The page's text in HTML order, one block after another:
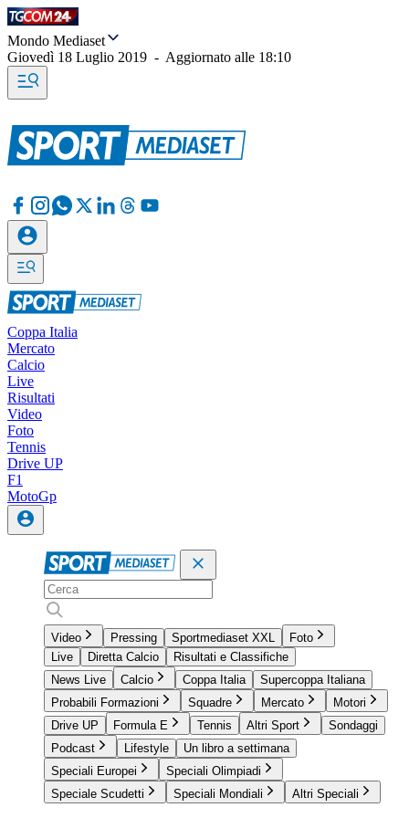
Mondo Mediaset
Giovedì 18 Luglio 2019 - Aggiornato alle 18:10
Coppa Italia
Mercato
Calcio
Live
Risultati
Video
Foto
Tennis
Drive UP
F1
MotoGp
Video Pressing Sportmediaset XXL
Foto
Live
Diretta Calcio
Risultati e Classifiche
News Live
Calcio Coppa Italia
Supercoppa Italiana
Probabili Formazioni
Squadre Mercato
Motori
Drive UP
Formula E Tennis Altri Sport
Sondaggi
Podcast
Lifestyle
Un libro a settimana
Speciali Europei
Speciali Olimpiadi
Speciale Scudetti
Speciali Mondiali Altri Speciali